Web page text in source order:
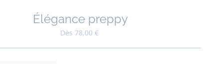
Ajouter à mes favoris : Élégance preppy
Élégance preppy
Dès 78,00 €